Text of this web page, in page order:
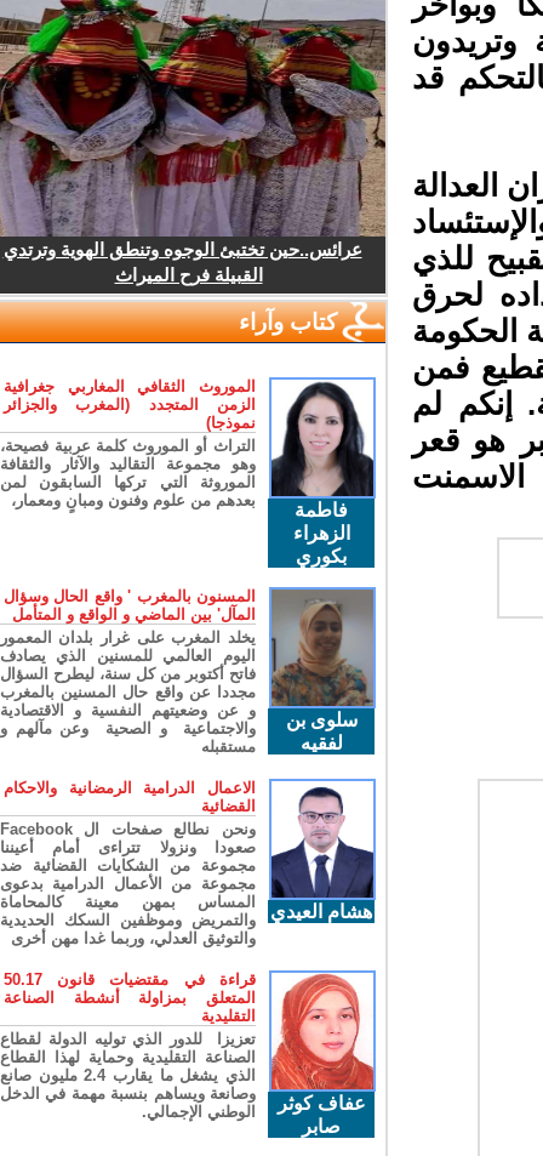
قد
العدالة
للذي
لحرق
فمن
إنكم لم
مصيركم بعد 7 أكتوبر هو قعر
عرائس..حين تختبئ الوجوه وتنطق الهوية وترتدي
القبيلة فرح الميراث
كتاب وآراء
فاطمة
الزهراء
بكوري
الموروث الثقافي المغاربي جغرافية
الزمن المتجدد (المغرب والجزائر
نموذجا)
التراث أو الموروث كلمة عربية فصيحة،
وهو مجموعة التقاليد والآثار والثقافة
الموروثة التي تركها السابقون لمن
بعدهم من علوم وفنون ومبانٍ ومعمار،
سلوى بن
لفقيه
المسنون بالمغرب ' واقع الحال وسؤال
المآل' بين الماضي و الواقع و المتأمل
يخلد المغرب على غرار بلدان المعمور
اليوم العالمي للمسنين الذي يصادف
فاتح أكتوبر من كل سنة، ليطرح السؤال
مجددا عن واقع حال المسنين بالمغرب
و عن وضعيتهم النفسية و الاقتصادية
والاجتماعية و الصحية وعن مآلهم و
مستقبله
هشام العيدي
الاعمال الدرامية الرمضانية والاحكام
القضائية
ونحن نطالع صفحات ال Facebook
صعودا ونزولا تتراءى أمام أعيننا
مجموعة من الشكايات القضائية ضد
مجموعة من الأعمال الدرامية بدعوى
المساس بمهن معينة كالمحاماة
والتمريض وموظفين السكك الحديدية
والتوثيق العدلي، وربما غدا مهن أخرى
عفاف كوثر
صابر
قراءة في مقتضيات قانون 50.17
المتعلق بمزاولة أنشطة الصناعة
التقليدية
تعزيزا للدور الذي توليه الدولة لقطاع
الصناعة التقليدية وحماية لهذا القطاع
الذي يشغل ما يقارب 2.4 مليون صانع
وصانعة ويساهم بنسبة مهمة في الدخل
الوطني الإجمالي.